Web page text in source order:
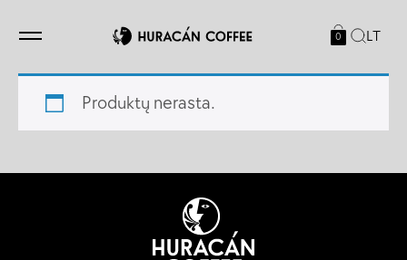
0 LT
Produktų nerasta.